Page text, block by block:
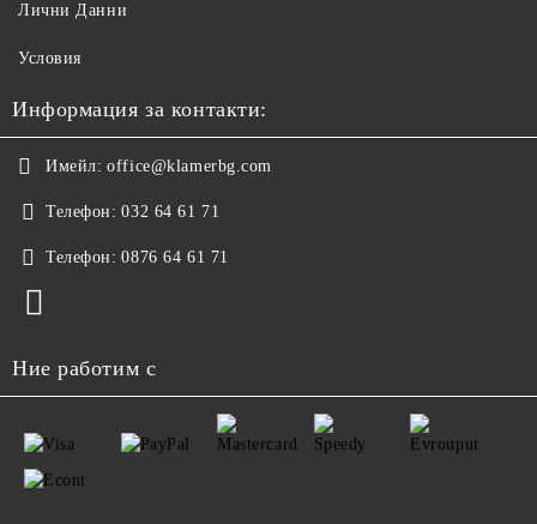
Лични Данни
Условия
Информация за контакти:
Имейл: office@klamerbg.com
Телефон: 032 64 61 71
Телефон: 0876 64 61 71
Ние работим с